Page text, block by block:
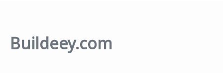
Buildeey.com